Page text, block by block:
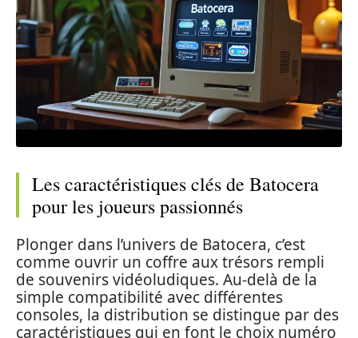
Les caractéristiques clés de Batocera
pour les joueurs passionnés
Plonger dans l’univers de Batocera, c’est
comme ouvrir un coffre aux trésors rempli
de souvenirs vidéoludiques. Au-delà de la
simple compatibilité avec différentes
consoles, la distribution se distingue par des
caractéristiques qui en font le choix numéro